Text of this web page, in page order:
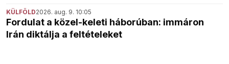
KÜLFÖLD2026. aug. 9. 10:05
Fordulat a közel-keleti háborúban: immáron
Irán diktálja a feltételeket